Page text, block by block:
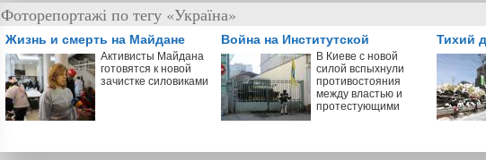
Фоторепортажі по тегу «Україна»
Жизнь и смерть на Майдане
Активисты Майдана
готовятся к новой
зачистке силовиками
Война на Институтской
В Киеве с новой
силой вспыхнули
противостояния
между властью и
протестующими
Тихий